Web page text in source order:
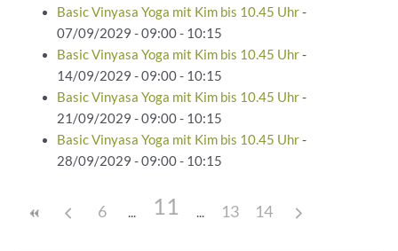
Basic Vinyasa Yoga mit Kim bis 10.45 Uhr-
07/09/2029 - 09:00 - 10:15
Basic Vinyasa Yoga mit Kim bis 10.45 Uhr-
14/09/2029 - 09:00 - 10:15
Basic Vinyasa Yoga mit Kim bis 10.45 Uhr-
21/09/2029 - 09:00 - 10:15
Basic Vinyasa Yoga mit Kim bis 10.45 Uhr-
28/09/2029 - 09:00 - 10:15
6 11 13 14